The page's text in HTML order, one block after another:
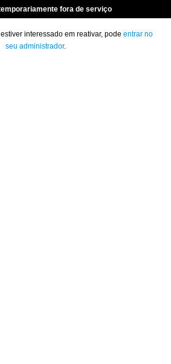
fora de serviço
interessado em reativar, pode entrar no
seu administrador.